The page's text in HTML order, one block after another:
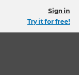
Sign in
Try it for free!